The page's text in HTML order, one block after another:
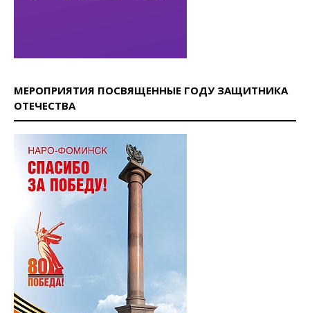
МЕРОПРИЯТИЯ ПОСВЯЩЕННЫЕ ГОДУ ЗАЩИТНИКА
ОТЕЧЕСТВА